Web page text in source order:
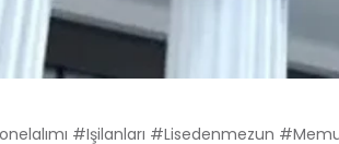
#işilanları #lisedenmezun